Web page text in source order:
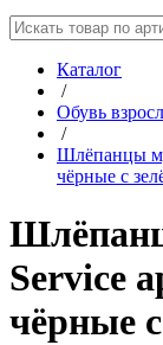
Каталог
/
Обувь
/
Шлёпанцы
чёрные с
Service
чёрные